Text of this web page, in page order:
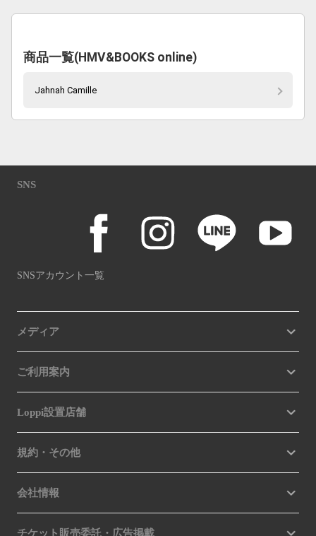
商品一覧(HMV&BOOKS online)
Jahnah Camille
SNS
SNSアカウント一覧
メディア
ご利用案内
Loppi設置店舗
規約・その他
会社情報
チケット販売委託・広告掲載